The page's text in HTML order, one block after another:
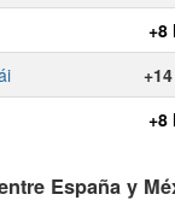
+8
+8
España y